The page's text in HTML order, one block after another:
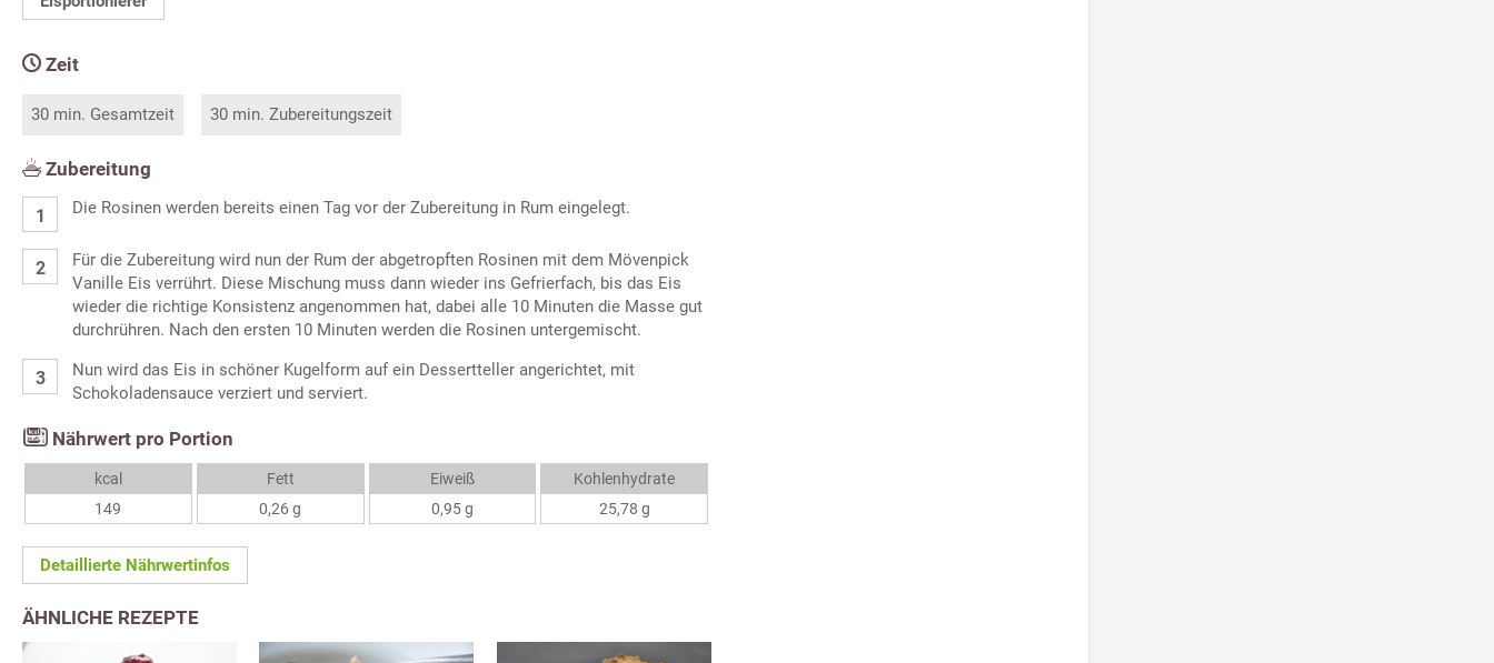
Zeit
30 min. Gesamtzeit 30 min. Zubereitungszeit
Zubereitung
Die Rosinen werden bereits einen Tag vor der Zubereitung in Rum eingelegt.
Für die Zubereitung wird nun der Rum der abgetropften Rosinen mit dem Mövenpick
Vanille Eis verrührt. Diese Mischung muss dann wieder ins Gefrierfach, bis das Eis
wieder die richtige Konsistenz angenommen hat, dabei alle 10 Minuten die Masse gut
durchrühren. Nach den ersten 10 Minuten werden die Rosinen untergemischt.
Nun wird das Eis in schöner Kugelform auf ein Dessertteller angerichtet, mit
Schokoladensauce verziert und serviert.
Nährwert pro Portion
kcal
149
Fett
0,26 g
Eiweiß
0,95 g
Kohlenhydrate
25,78 g
Detaillierte Nährwertinfos
ÄHNLICHE REZEPTE